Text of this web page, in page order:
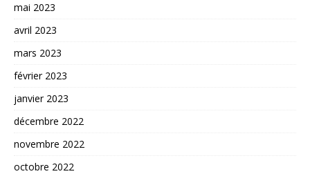
mai 2023
avril 2023
mars 2023
février 2023
janvier 2023
décembre 2022
novembre 2022
octobre 2022